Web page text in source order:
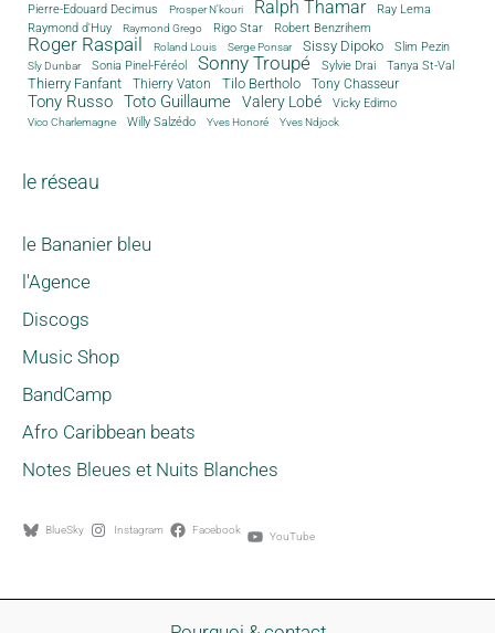
Pierre-Edouard Decimus Prosper N'kouri Ralph Thamar
Ray Lema
Raymond d'Huy
Raymond Grego Rigo Star Robert Benzrihem
Roger Raspail Roland Louis Serge Ponsar Sissy Dipoko Slim Pezin
Sly Dunbar Sonia Pinel-Féréol Sonny Troupé Sylvie Drai Tanya St-Val
Thierry Fanfant Thierry Vaton Tilo Bertholo Tony Chasseur
Tony Russo Toto Guillaume Valery Lobé Vicky Edimo
Vico Charlemagne Willy Salzédo Yves Honoré Yves Ndjock
le réseau
le Bananier bleu
l'Agence
Discogs
Music Shop
BandCamp
Afro Caribbean beats
Notes Bleues et Nuits Blanches
BlueSky Instagram Facebook YouTube